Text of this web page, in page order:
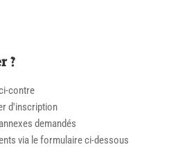
?
contre
d'inscription
demandés
via le formulaire ci-dessous